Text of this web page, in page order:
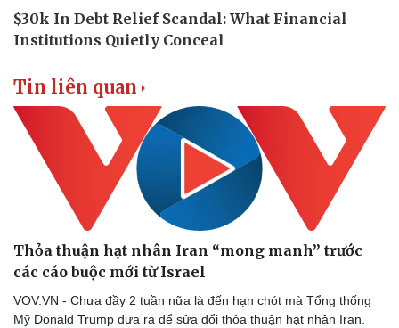
Tin liên quan
Thỏa thuận hạt nhân Iran “mong manh” trước
các cáo buộc mới từ Israel
VOV.VN - Chưa đầy 2 tuần nữa là đến hạn chót mà Tổng thống
Mỹ Donald Trump đưa ra để sửa đổi thỏa thuận hạt nhân Iran.